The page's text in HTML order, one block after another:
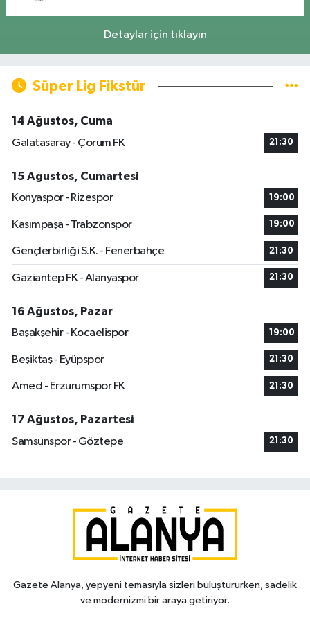
Detaylar için tıklayın
Süper Lig Fikstür
14 Ağustos, Cuma
Galatasaray - Çorum FK
21:30
15 Ağustos, Cumartesi
Konyaspor - Rizespor
19:00
Kasımpaşa - Trabzonspor 19:00
Gençlerbirliği S.K. - Fenerbahçe 21:30
Gaziantep FK - Alanyaspor 21:30
16 Ağustos, Pazar
Başakşehir - Kocaelispor
19:00
Beşiktaş - Eyüpspor 21:30
Amed - Erzurumspor FK 21:30
17 Ağustos, Pazartesi
Samsunspor - Göztepe
21:30
Gazete Alanya, yepyeni temasıyla sizleri buluştururken, sadelik
ve modernizmi bir araya getiriyor.